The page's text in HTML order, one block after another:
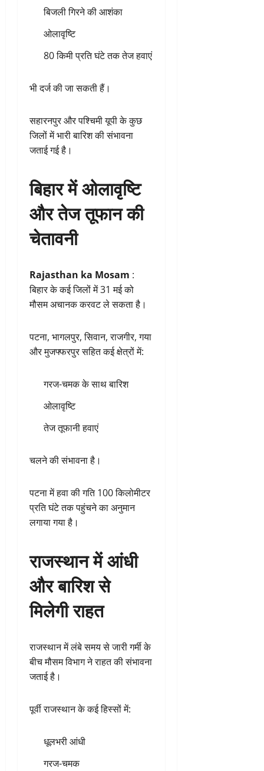
बिजली गिरने की आशंका
ओलावृष्टि
80 किमी प्रति घंटे तक तेज हवाएं
भी दर्ज की जा सकती हैं।
सहारनपुर और पश्चिमी यूपी के कुछ
जिलों में भारी बारिश की संभावना
जताई गई है।
बिहार में ओलावृष्टि
और तेज तूफान की
चेतावनी
Rajasthan ka Mosam :
बिहार के कई जिलों में 31 मई को
मौसम अचानक करवट ले सकता है।
पटना, भागलपुर, सिवान, राजगीर, गया
और मुजफ्फरपुर सहित कई क्षेत्रों में:
गरज-चमक के साथ बारिश
ओलावृष्टि
तेज तूफानी हवाएं
चलने की संभावना है।
पटना में हवा की गति 100 किलोमीटर
प्रति घंटे तक पहुंचने का अनुमान
लगाया गया है।
राजस्थान में आंधी
और बारिश से
मिलेगी राहत
राजस्थान में लंबे समय से जारी गर्मी के
बीच मौसम विभाग ने राहत की संभावना
जताई है।
पूर्वी राजस्थान के कई हिस्सों में:
धूलभरी आंधी
गरज-चमक